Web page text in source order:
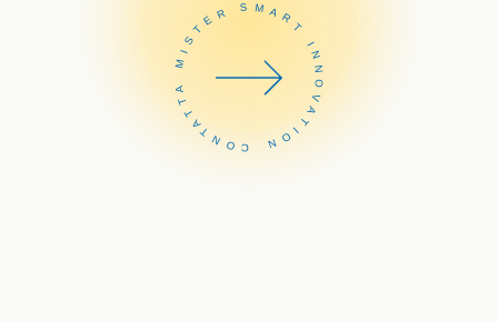
CONTATTA MISTER SMART INNOVATION